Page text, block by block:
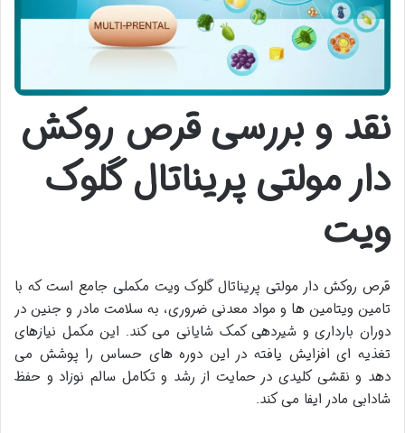
نقد و بررسی قرص روکش
دار مولتی پریناتال گلوک
ویت
قرص روکش دار مولتی پریناتال گلوک ویت مکملی جامع است که با
تامین ویتامین ها و مواد معدنی ضروری، به سلامت مادر و جنین در
دوران بارداری و شیردهی کمک شایانی می کند. این مکمل نیازهای
تغذیه ای افزایش یافته در این دوره های حساس را پوشش می
دهد و نقشی کلیدی در حمایت از رشد و تکامل سالم نوزاد و حفظ
شادابی مادر ایفا می کند.